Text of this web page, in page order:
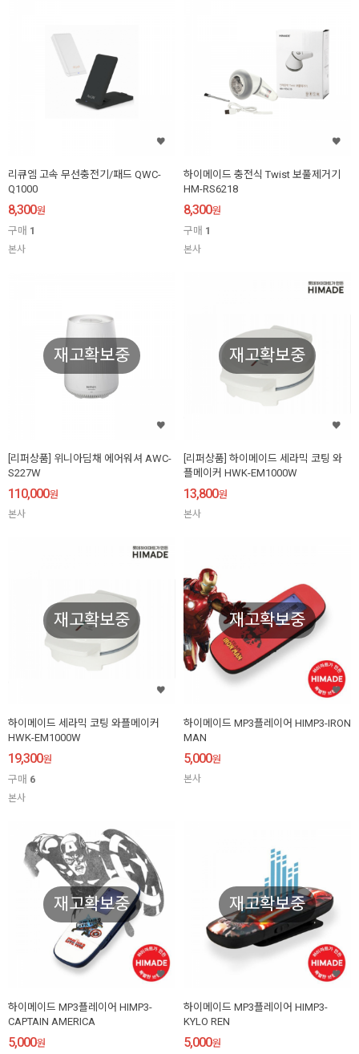
리큐엠 고속 무선충전기/패드 QWC-
Q1000
8,300원
구매 1
본사
하이메이드 충전식 Twist 보풀제거기
HM-RS6218
8,300원
구매 1
본사
재고확보중
[리퍼상품] 위니아딤채 에어워셔 AWC-
S227W
110,000원
본사
재고확보중
[리퍼상품] 하이메이드 세라믹 코팅 와
플메이커 HWK-EM1000W
13,800원
본사
재고확보중
하이메이드 세라믹 코팅 와플메이커
HWK-EM1000W
19,300원
구매 6
본사
재고확보중
하이메이드 MP3플레이어 HIMP3-IRON
MAN
5,000원
본사
재고확보중
하이메이드 MP3플레이어 HIMP3-
CAPTAIN AMERICA
5,000원
재고확보중
하이메이드 MP3플레이어 HIMP3-
KYLO REN
5,000원